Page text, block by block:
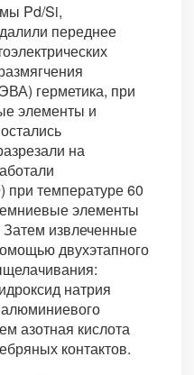
Pd/Si,
переднее
герметика, при
элементы и
на
при температуре 60
элементы
Затем извлеченные
двухэтапного
натрия
азотная кислота
контактов.